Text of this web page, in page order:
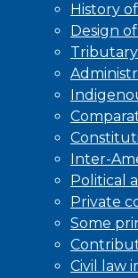
History
Design
Inter-
Political
Private
Some
Civil law